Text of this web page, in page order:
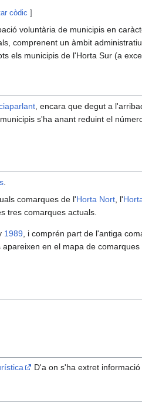
còdic ]
voluntària de municipis en
comprenent un àmbit
els municipis de l'Horta Sur (a
, encara que degut a
s'ha anant reduint el
comarques de l'Horta Nort , l'
tres comarques actuals.
1989 , i comprén part de l'antiga
apareixen en el mapa de comarques
D'a on s'ha extret